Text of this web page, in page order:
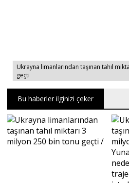
Ukrayna limanlarından taşınan tahıl
geçti
Bu haberler ilginizi çeker